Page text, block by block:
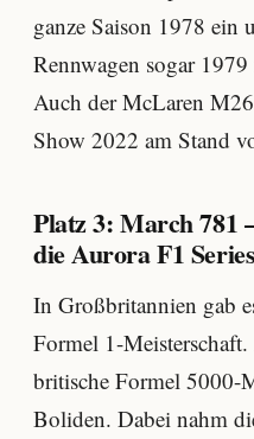
ganze Saison 1978 ein
Rennwagen sogar
Auch der McLaren
Show 2022 am Stand
Platz 3: March 781
die Aurora F1 Series
In Großbritannien gab
Formel 1-
britische Formel 5000-
Boliden. Dabei nahm